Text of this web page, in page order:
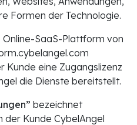
Formen der Technologie.
SaaS-Plattform von
Kunde eine Zugangslizenz
die Dienste bereitstellt.
bezeichnet
der Kunde CybelAngel